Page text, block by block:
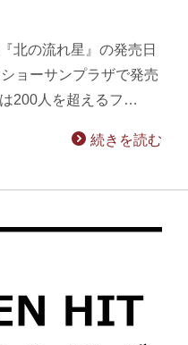
北の流れ星』の発売日
ョーサンプラザで発売
200人を超えるフ…
続きを読む